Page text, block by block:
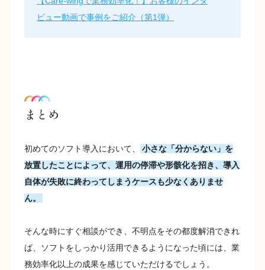
ビュー動画で事例をご紹介（第1弾）
まとめ
初めてのソフト導入において、
小さな「分からない」を
放置したことによって、運用の停滞や形骸化を招き、導入
自体が失敗に終わってしまうケースも少なくありませ
ん。
そんな時にすぐ相談ができ、不明点をその都度解消できれ
ば、ソフトをしっかり活用できるようになった頃には、業
務効率化以上の成果を感じていただけるでしょう。